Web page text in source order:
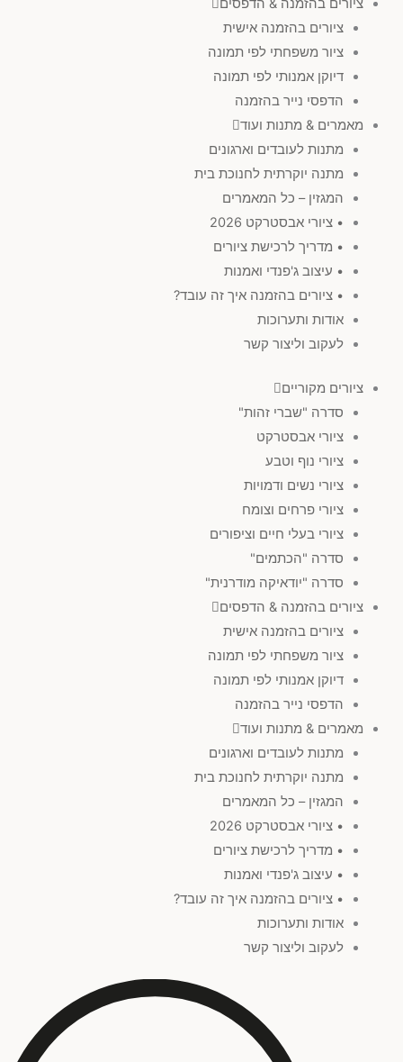
ציורים בהזמנה & הדפסים
ציורים בהזמנה אישית
ציור משפחתי לפי תמונה
דיוקן אמנותי לפי תמונה
הדפסי נייר בהזמנה
מאמרים & מתנות ועוד
מתנות לעובדים וארגונים
מתנה יוקרתית לחנוכת בית
המגזין – כל המאמרים
• ציורי אבסטרקט 2026
• מדריך לרכישת ציורים
• עיצוב ג'פנדי ואמנות
• ציורים בהזמנה איך זה עובד?
אודות ותערוכות
לעקוב וליצור קשר
ציורים מקוריים
סדרה "שברי זהות"
ציורי אבסטרקט
ציורי נוף וטבע
ציורי נשים ודמויות
ציורי פרחים וצומח
ציורי בעלי חיים וציפורים
סדרה "הכתמים"
סדרה "יודאיקה מודרנית"
ציורים בהזמנה & הדפסים
ציורים בהזמנה אישית
ציור משפחתי לפי תמונה
דיוקן אמנותי לפי תמונה
הדפסי נייר בהזמנה
מאמרים & מתנות ועוד
מתנות לעובדים וארגונים
מתנה יוקרתית לחנוכת בית
המגזין – כל המאמרים
• ציורי אבסטרקט 2026
• מדריך לרכישת ציורים
• עיצוב ג'פנדי ואמנות
• ציורים בהזמנה איך זה עובד?
אודות ותערוכות
לעקוב וליצור קשר